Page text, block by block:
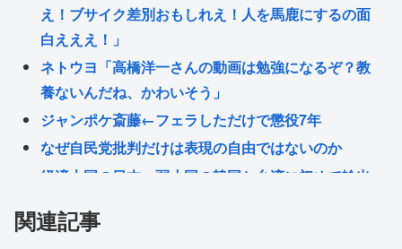
え！ブサイク差別おもしれえ！人を馬鹿にするの面
白えええ！」
ネトウヨ「高橋洋一さんの動画は勉強になるぞ？教
養ないんだね、かわいそう」
ジャンポケ斎藤←フェラしただけで懲役7年
なぜ自民党批判だけは表現の自由ではないのか
経済大国の日本、弱小国の韓国と台湾に初めて輸出
世界に輸出するものがないためw
関連記事